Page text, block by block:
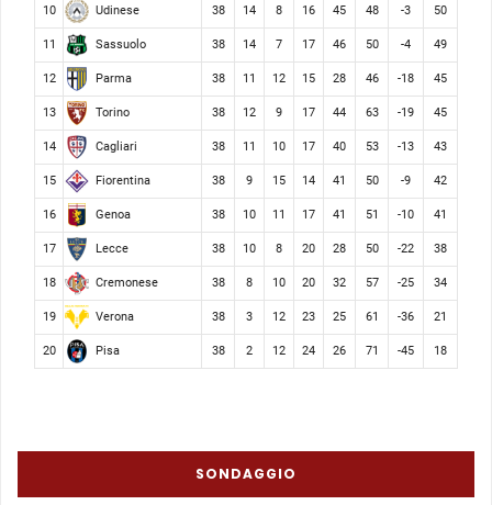
10 Udinese 38 14 8 16 45 48 -3 50
11 Sassuolo 38 14 7 17 46 50 -4 49
12 Parma 38 11 12 15 28 46 -18 45
13 Torino 38 12 9 17 44 63 -19 45
14 Cagliari 38 11 10 17 40 53 -13 43
15 Fiorentina 38 9 15 14 41 50 -9 42
16 Genoa 38 10 11 17 41 51 -10 41
17 Lecce 38 10 8 20 28 50 -22 38
18 Cremonese 38 8 10 20 32 57 -25 34
19 Verona 38 3 12 23 25 61 -36 21
20 Pisa 38 2 12 24 26 71 -45 18
SONDAGGIO